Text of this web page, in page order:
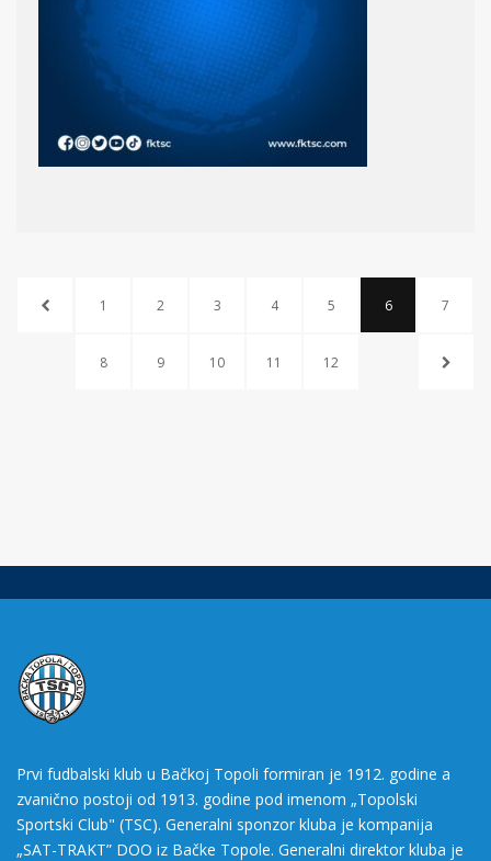
1 2 3 4 5 6 7
8 9 10 11 12
Prvi fudbalski klub u Bačkoj Topoli formiran je 1912. godine a
zvanično postoji od 1913. godine pod imenom „Topolski
Sportski Club" (TSC). Generalni sponzor kluba je kompanija
„SAT-TRAKT” DOO iz Bačke Topole. Generalni direktor kluba je